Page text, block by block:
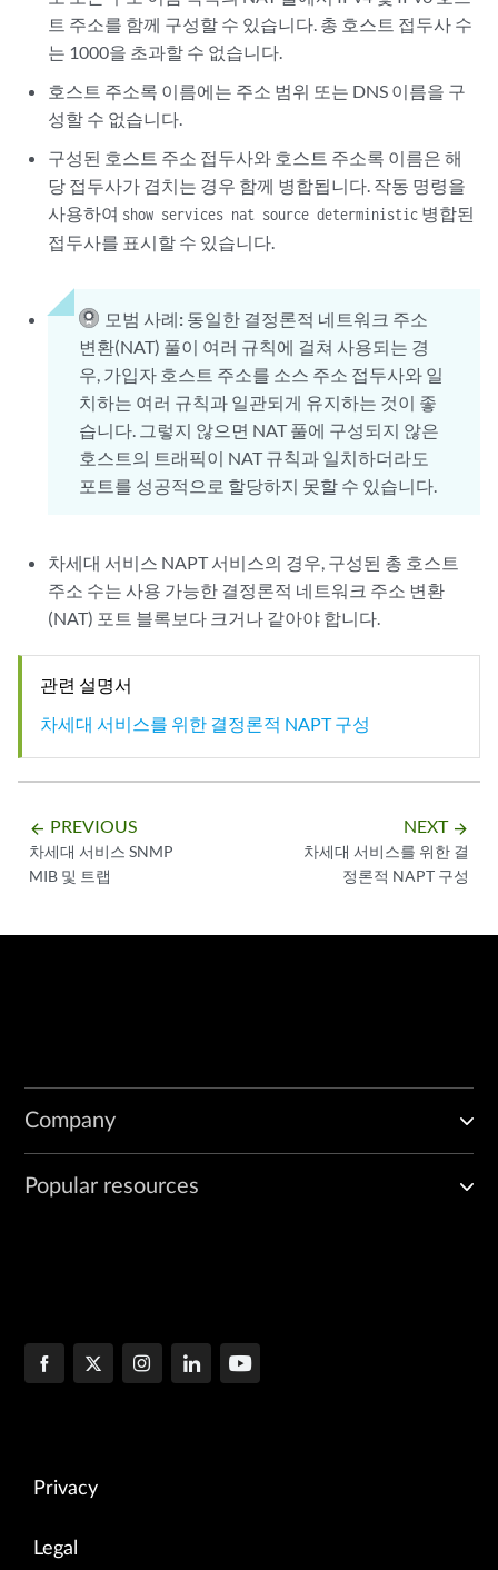
트 주소를 함께 구성할 수 있습니다. 총 호스트 접두사 수
는 1000을 초과할 수 없습니다.
호스트 주소록 이름에는 주소 범위 또는 DNS 이름을 구
성할 수 없습니다.
구성된 호스트 주소 접두사와 호스트 주소록 이름은 해
당 접두사가 겹치는 경우 함께 병합됩니다. 작동 명령을
사용하여 show services nat source deterministic 병합된
접두사를 표시할 수 있습니다.
모범 사례: 동일한 결정론적 네트워크 주소
변환(NAT) 풀이 여러 규칙에 걸쳐 사용되는 경
우, 가입자 호스트 주소를 소스 주소 접두사와 일
치하는 여러 규칙과 일관되게 유지하는 것이 좋
습니다. 그렇지 않으면 NAT 풀에 구성되지 않은
호스트의 트래픽이 NAT 규칙과 일치하더라도
포트를 성공적으로 할당하지 못할 수 있습니다.
차세대 서비스 NAPT 서비스의 경우, 구성된 총 호스트
주소 수는 사용 가능한 결정론적 네트워크 주소 변환
(NAT) 포트 블록보다 크거나 같아야 합니다.
관련 설명서
차세대 서비스를 위한 결정론적 NAPT 구성
arrow_backward PREVIOUS
차세대 서비스 SNMP
MIB 및 트랩
NEXT arrow_forward
차세대 서비스를 위한 결
정론적 NAPT 구성
Company
Popular resources
Privacy
Legal